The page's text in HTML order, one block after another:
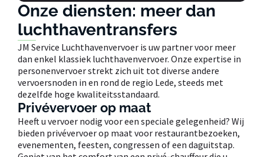
Onze diensten: meer dan
luchthaventransfers
JM Service Luchthavenvervoer is uw partner voor meer
dan enkel klassiek luchthavenvervoer. Onze expertise in
personenvervoer strekt zich uit tot diverse andere
vervoersnoden in en rond de regio Lede, steeds met
dezelfde hoge kwaliteitsstandaard.
Privévervoer op maat
Heeft u vervoer nodig voor een speciale gelegenheid? Wij
bieden privévervoer op maat voor restaurantbezoeken,
evenementen, feesten, congressen of een daguitstap.